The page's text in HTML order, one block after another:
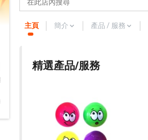
主頁 簡介 產品 / 服務
精選產品/服務